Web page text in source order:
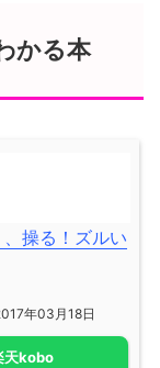
かる本
操る！ズルい
年03月18日
天kobo